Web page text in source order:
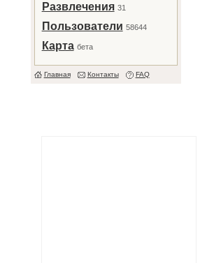
Развлечения 31
Пользователи 58644
Карта бета
Главная Контакты FAQ